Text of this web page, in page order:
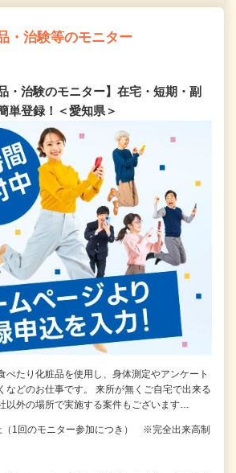
・治験等のモニター
・治験のモニター】在宅・短期・副
単登録！＜愛知県＞
べたり化粧品を使用し、身体測定やアンケート
などのお仕事です。 来所が無くご自宅で出来る
以外の場所で実施する案件もございます…
（1回のモニター参加につき） ※完全出来高制